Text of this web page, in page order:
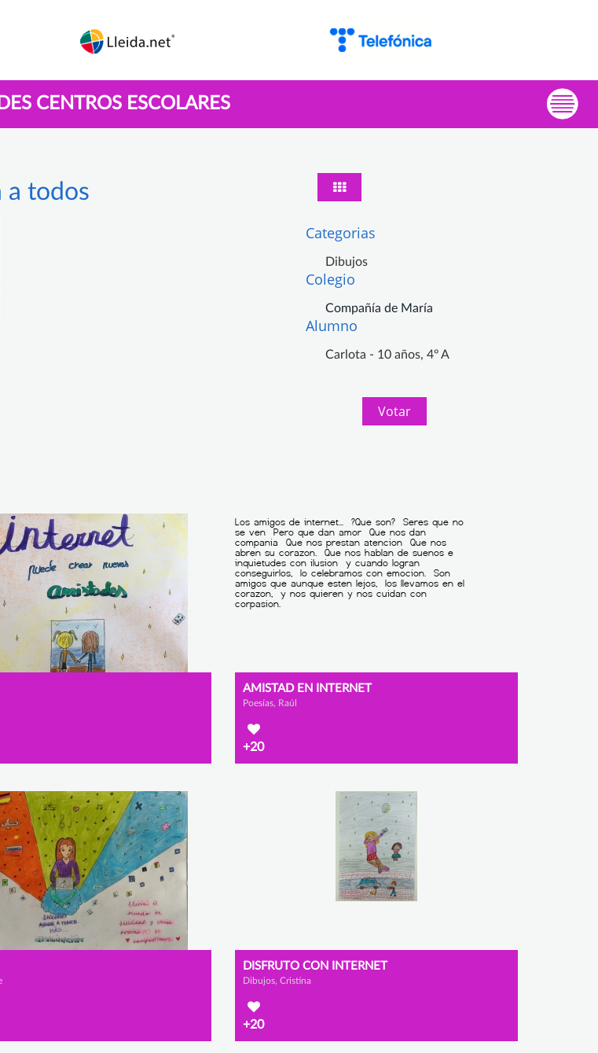
CENTROS ESCOLARES
a todos
Categorias
Dibujos
Colegio
Compañía de María
Alumno
Carlota - 10 años, 4º A
Votar
AMISTAD EN INTERNET
Poesías, Raúl
+20
DISFRUTO CON INTERNET
Dibujos, Cristina
+20